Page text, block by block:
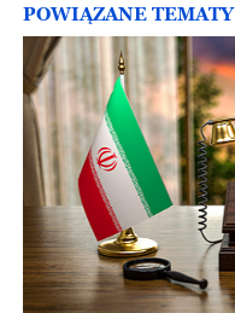
POWIĄZANE TEMATY